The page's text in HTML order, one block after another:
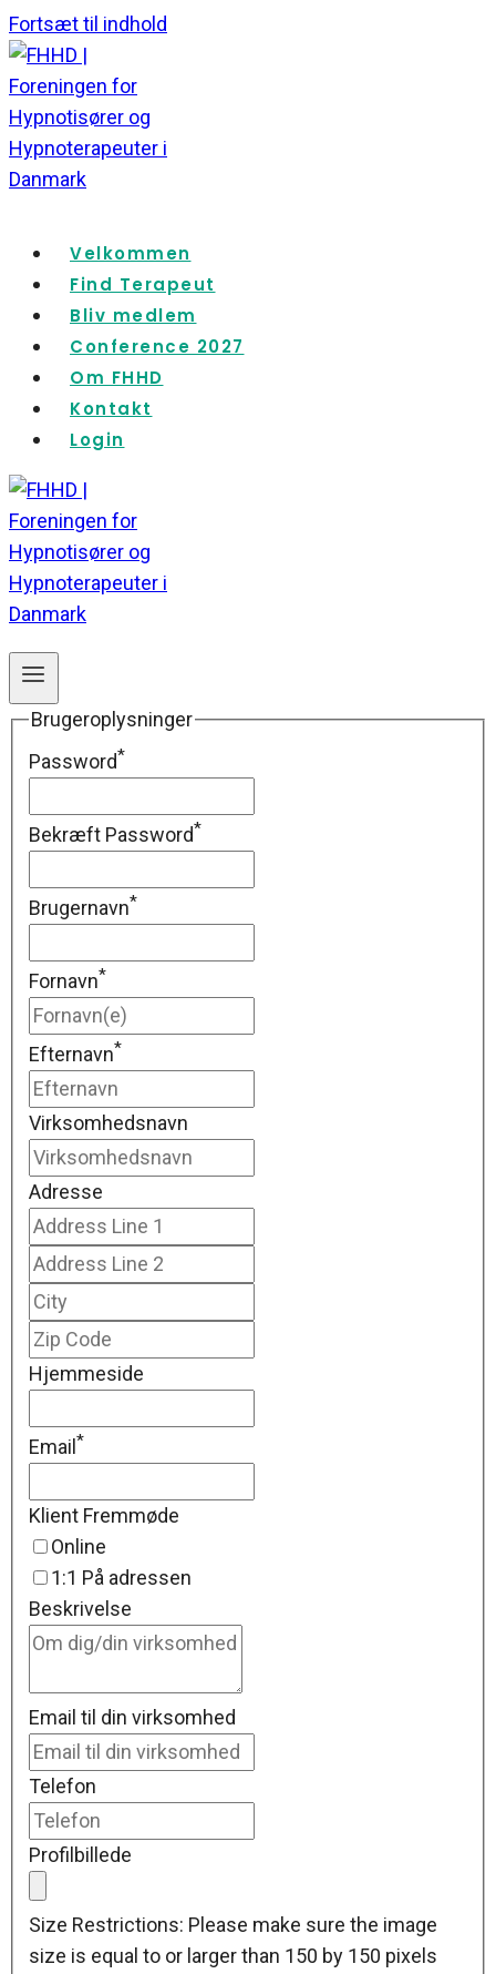
Fortsæt til indhold
Velkommen
Find Terapeut
Bliv medlem
Conference 2027
Om FHHD
Kontakt
Login
Brugeroplysninger
Password*
Bekræft Password*
Brugernavn*
Fornavn*
Efternavn*
Virksomhedsnavn
Adresse
Hjemmeside
Email *
Klient Fremmøde
Online
1:1 På adressen
Beskrivelse
Email til din virksomhed
Telefon
Profilbillede
Size Restrictions: Please make sure the image
size is equal to or larger than 150 by 150 pixels